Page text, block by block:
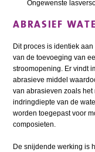
Ongewenste
ABRASIEF
Dit proces is identiek
van de toevoeging van
stroomopening. Er vindt
abrasieve middel
van abrasieven zoals
indringdiepte van de
worden toegepast voor
composieten.
De snijdende werking is